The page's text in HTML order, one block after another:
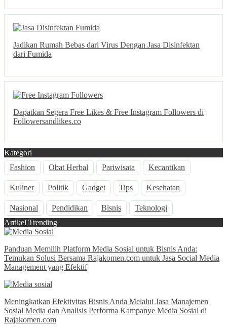
Jadikan Rumah Bebas dari Virus Dengan Jasa Disinfektan
dari Fumida
Dapatkan Segera Free Likes & Free Instagram Followers di
Followersandlikes.co
Kategori
Fashion
Obat Herbal Pariwisata Kecantikan
Kuliner Politik Gadget Tips Kesehatan
Nasional Pendidikan Bisnis
Teknologi
Artikel Trending
Panduan Memilih Platform Media Sosial untuk Bisnis Anda:
Temukan Solusi Bersama Rajakomen.com untuk Jasa Social Media
Management yang Efektif
Meningkatkan Efektivitas Bisnis Anda Melalui Jasa Manajemen
Sosial Media dan Analisis Performa Kampanye Media Sosial di
Rajakomen.com